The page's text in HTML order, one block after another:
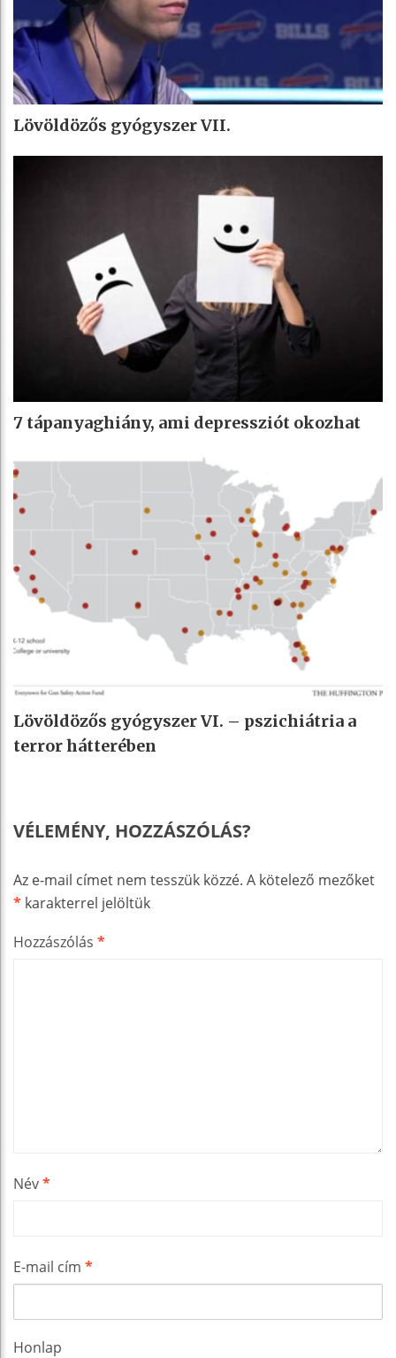
Lövöldözős gyógyszer VII.
7 tápanyaghiány, ami depressziót okozhat
Lövöldözős gyógyszer VI. – pszichiátria a
terror hátterében
VÉLEMÉNY, HOZZÁSZÓLÁS?
Az e-mail címet nem tesszük közzé. A kötelező mezőket
* karakterrel jelöltük
Hozzászólás *
Név*
E-mail cím *
Honlap